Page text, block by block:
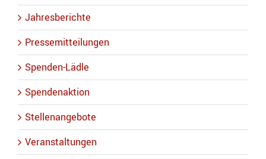
Jahresberichte
Pressemitteilungen
Spenden-Lädle
Spendenaktion
Stellenangebote
Veranstaltungen